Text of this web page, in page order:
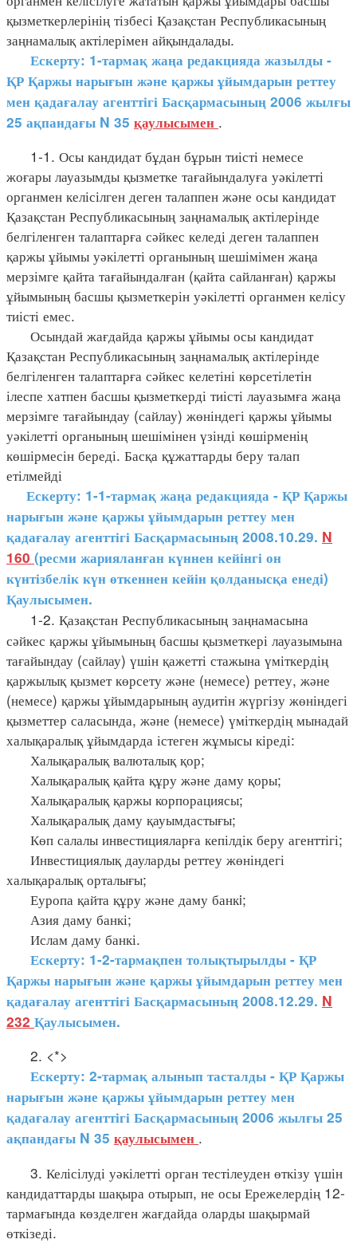
қызметкерлерінің тізбесі Қазақстан Республикасының
заңнамалық актілерімен айқындалады.
Ескерту: 1-тармақ жаңа редакцияда жазылды -
ҚР Қаржы нарығын және қаржы ұйымдарын реттеу
мен қадағалау агенттігі Басқармасының 2006 жылғы
25 ақпандағы N 35 қаулысымен .
1-1. Осы кандидат бұдан бұрын тиісті немесе
жоғары лауазымды қызметке тағайындалуға уәкілетті
органмен келісілген деген талаппен және осы кандидат
Қазақстан Республикасының заңнамалық актілерінде
белгіленген талаптарға сәйкес келеді деген талаппен
қаржы ұйымы уәкілетті органының шешімімен жаңа
мерзімге қайта тағайындалған (қайта сайланған) қаржы
ұйымының басшы қызметкерін уәкілетті органмен келісу
тиісті емес.
Осындай жағдайда қаржы ұйымы осы кандидат
Қазақстан Республикасының заңнамалық актілерінде
белгіленген талаптарға сәйкес келетіні көрсетілетін
ілеспе хатпен басшы қызметкерді тиісті лауазымға жаңа
мерзімге тағайындау (сайлау) жөніндегі қаржы ұйымы
уәкілетті органының шешімінен үзінді көшірменің
көшірмесін береді. Басқа құжаттарды беру талап
етілмейді
Ескерту: 1-1-тармақ жаңа редакцияда - ҚР Қаржы
нарығын және қаржы ұйымдарын реттеу мен
қадағалау агенттігі Басқармасының 2008.10.29. N
160 (ресми жарияланған күннен кейінгі он
күнтізбелік күн өткеннен кейін қолданысқа енеді)
Қаулысымен.
1-2. Қазақстан Республикасының заңнамасына
сәйкес қаржы ұйымының басшы қызметкері лауазымына
тағайындау (сайлау) үшін қажетті стажына үміткердің
қаржылық қызмет көрсету және (немесе) реттеу, және
(немесе) қаржы ұйымдарының аудитін жүргізу жөніндегі
қызметтер саласында, және (немесе) үміткердің мынадай
халықаралық ұйымдарда істеген жұмысы кіреді:
Халықаралық валюталық қор;
Халықаралық қайта құру және даму қоры;
Халықаралық қаржы корпорациясы;
Халықаралық даму қауымдастығы;
Көп салалы инвестицияларға кепілдік беру агенттігі;
Инвестициялық дауларды реттеу жөніндегі
халықаралық орталығы;
Еуропа қайта құру және даму банкi;
Азия даму банкі;
Ислам даму банкі.
Ескерту: 1-2-тармақпен толықтырылды - ҚР
Қаржы нарығын және қаржы ұйымдарын реттеу мен
қадағалау агенттігі Басқармасының 2008.12.29. N
232 Қаулысымен.
2. <*>
Ескерту: 2-тармақ алынып тасталды - ҚР Қаржы
нарығын және қаржы ұйымдарын реттеу мен
қадағалау агенттігі Басқармасының 2006 жылғы 25
ақпандағы N 35 қаулысымен .
3. Келісілуді уәкілетті орган тестілеуден өткізу үшін
кандидаттарды шақыра отырып, не осы Ережелердің 12-
тармағында көзделген жағдайда оларды шақырмай
өткізеді.